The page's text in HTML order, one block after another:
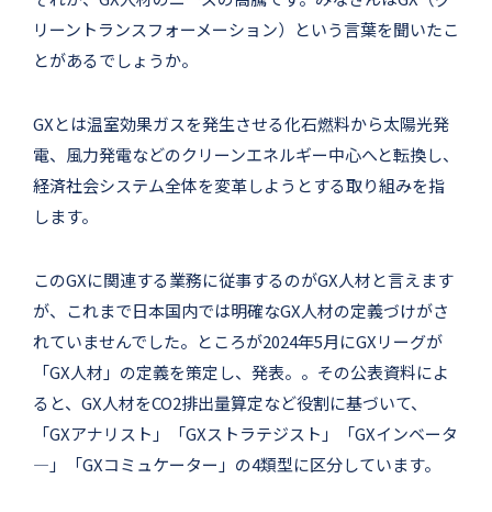
リーントランスフォーメーション）という言葉を聞いたこ
とがあるでしょうか。
GXとは温室効果ガスを発生させる化石燃料から太陽光発
電、風力発電などのクリーンエネルギー中心へと転換し、
経済社会システム全体を変革しようとする取り組みを指
します。
このGXに関連する業務に従事するのがGX人材と言えます
が、これまで日本国内では明確なGX人材の定義づけがさ
れていませんでした。ところが2024年5月にGXリーグが
「GX人材」の定義を策定し、発表。。その公表資料によ
ると、GX人材をCO2排出量算定など役割に基づいて、
「GXアナリスト」「GXストラテジスト」「GXインベータ
―」「GXコミュケーター」の4類型に区分しています。